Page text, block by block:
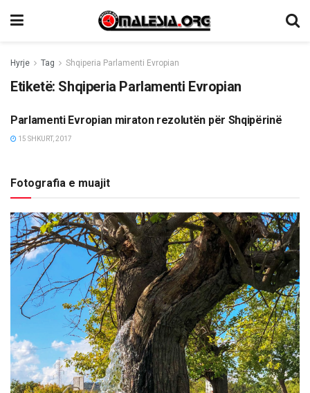
Hyrje Tag Shqiperia Parlamenti Evropian
Etiketë: Shqiperia Parlamenti Evropian
ETNIKE/RAJONI/BOTA
Parlamenti Evropian miraton rezolutën për Shqipërinë
15 SHKURT, 2017
Fotografia e muajit